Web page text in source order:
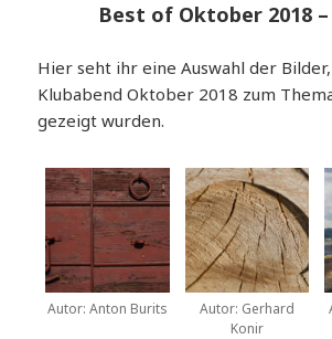
Best of Oktober 2018 –
Hier seht ihr eine Auswahl der
Klubabend Oktober 2018 zum
gezeigt wurden.
Autor: Anton Burits
Autor: Gerhard
Konir